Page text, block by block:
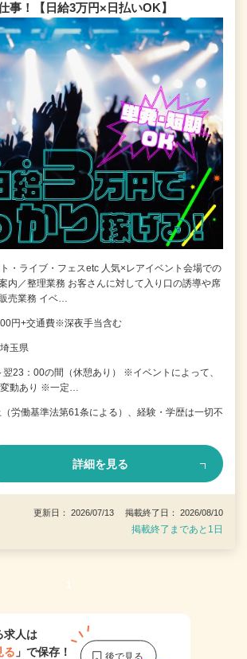
事！【日給3万円×日払いOK】
・ライブ・フェスetc 人気×レアイベント会場での
内／整理業務 お客さんに対して入り口の誘導や席
売業務 イベ…
円+交通費※深夜手当含む
玉県
23：00の間（休憩あり） ※イベントによって、
変動あり ※一定…
労働基準法第61条による）、経験・学歴は一切不
詳細を見る
更新日： 2026/07/13 掲載終了日： 2026/08/10
掲載終了まであと1日
1
求人は
る 」で保存！